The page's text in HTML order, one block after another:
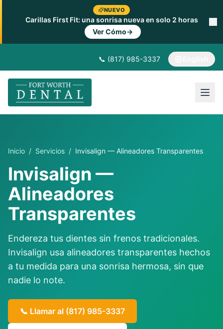
NUEVO
Carillas First Fit: una sonrisa nueva en solo 2 horas
Ver Cómo→
📞 (817) 985-3337
Inicio / Servicios / Invisalign — Alineadores Transparentes
Invisalign —
Alineadores
Transparentes
Endereza tus dientes sin frenos tradicionales.
Invisalign usa alineadores transparentes hechos
a tu medida para una sonrisa hermosa, sin que
nadie lo note.
📞 Llamar al (817) 985-3337